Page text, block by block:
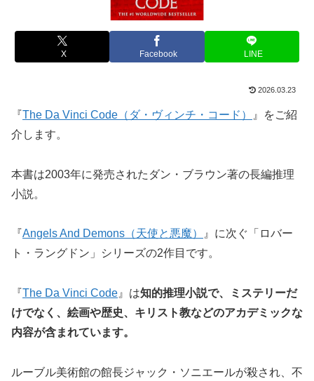
X Facebook LINE
2026.03.23
『The Da Vinci Code（ダ・ヴィンチ・コード）
』をご紹
介します。
本書は2003年に発売されたダン・ブラウン著の長編推理
小説。
『Angels And Demons（天使と悪魔）
』に次ぐ「ロバー
ト・ラングドン」シリーズの2作目です。
『The Da Vinci Code 』は知的推理小説で、ミステリーだ
けでなく、絵画や歴史、キリスト教などのアカデミックな
内容が含まれています。
ルーブル美術館の館長ジャック・ソニエールが殺され、不